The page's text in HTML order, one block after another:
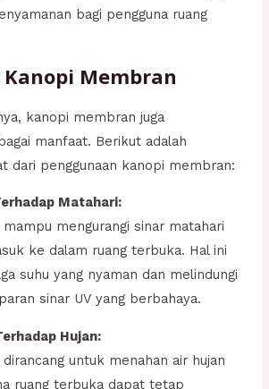
bagi pengguna ruang
Membran
kanopi membran juga
manfaat. Berikut adalah
dari penggunaan kanopi membran:
Matahari:
mengurangi sinar matahari
ke dalam ruang terbuka. Hal ini
suhu yang nyaman dan melindungi
sinar UV yang berbahaya.
Hujan:
untuk menahan air hujan
ruang terbuka dapat tetap